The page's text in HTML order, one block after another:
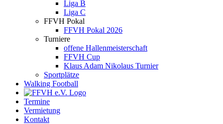
Liga B
Liga C
FFVH Pokal
FFVH Pokal 2026
Turniere
offene Hallenmeisterschaft
FFVH Cup
Klaus Adam Nikolaus Turnier
Sportplätze
Walking Football
Termine
Vermietung
Kontakt